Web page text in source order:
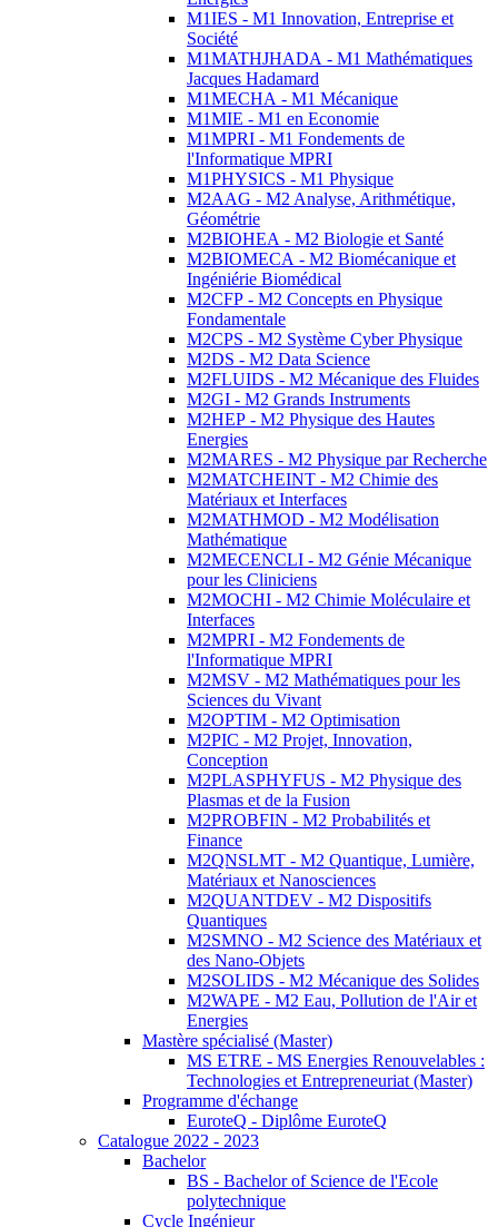
M1IES - M1 Innovation, Entreprise et
Société
M1MATHJHADA - M1 Mathématiques
Jacques Hadamard
M1MECHA - M1 Mécanique
M1MIE - M1 en Economie
M1MPRI - M1 Fondements de
l'Informatique MPRI
M1PHYSICS - M1 Physique
M2AAG - M2 Analyse, Arithmétique,
Géométrie
M2BIOHEA - M2 Biologie et Santé
M2BIOMECA - M2 Biomécanique et
Ingéniérie Biomédical
M2CFP - M2 Concepts en Physique
Fondamentale
M2CPS - M2 Système Cyber Physique
M2DS - M2 Data Science
M2FLUIDS - M2 Mécanique des Fluides
M2GI - M2 Grands Instruments
M2HEP - M2 Physique des Hautes
Energies
M2MARES - M2 Physique par Recherche
M2MATCHEINT - M2 Chimie des
Matériaux et Interfaces
M2MATHMOD - M2 Modélisation
Mathématique
M2MECENCLI - M2 Génie Mécanique
pour les Cliniciens
M2MOCHI - M2 Chimie Moléculaire et
Interfaces
M2MPRI - M2 Fondements de
l'Informatique MPRI
M2MSV - M2 Mathématiques pour les
Sciences du Vivant
M2OPTIM - M2 Optimisation
M2PIC - M2 Projet, Innovation,
Conception
M2PLASPHYFUS - M2 Physique des
Plasmas et de la Fusion
M2PROBFIN - M2 Probabilités et
Finance
M2QNSLMT - M2 Quantique, Lumière,
Matériaux et Nanosciences
M2QUANTDEV - M2 Dispositifs
Quantiques
M2SMNO - M2 Science des Matériaux et
des Nano-Objets
M2SOLIDS - M2 Mécanique des Solides
M2WAPE - M2 Eau, Pollution de l'Air et
Energies
Mastère spécialisé (Master)
MS ETRE - MS Energies Renouvelables :
Technologies et Entrepreneuriat (Master)
Programme d'échange
EuroteQ - Diplôme EuroteQ
Catalogue 2022 - 2023
Bachelor
BS - Bachelor of Science de l'Ecole
polytechnique
Cycle Ingénieur